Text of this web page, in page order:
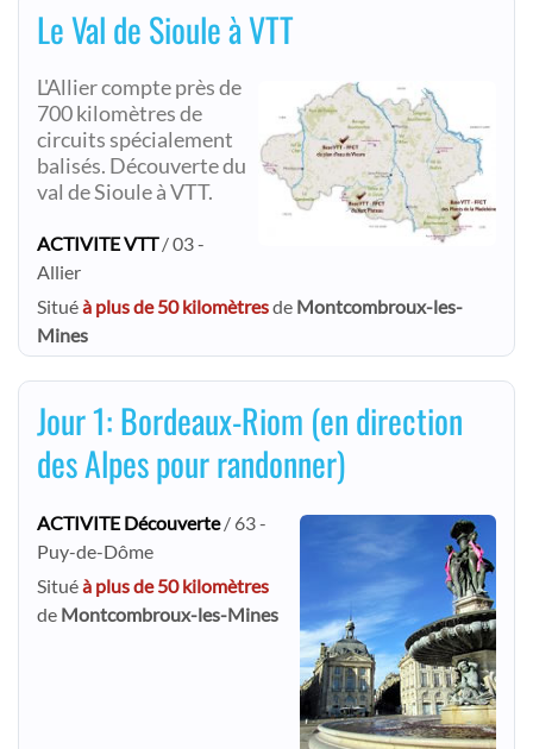
Le Val de Sioule à VTT
L'Allier compte près de
700 kilomètres de
circuits spécialement
balisés. Découverte du
val de Sioule à VTT.
ACTIVITE VTT/ 03 -
Allier
Situéà plus de 50 kilomètresde Montcombroux-les-
Mines
Jour 1: Bordeaux-Riom (en direction
des Alpes pour randonner)
ACTIVITE Découverte/ 63 -
Puy-de-Dôme
Situéà plus de 50 kilomètres
de Montcombroux-les-Mines